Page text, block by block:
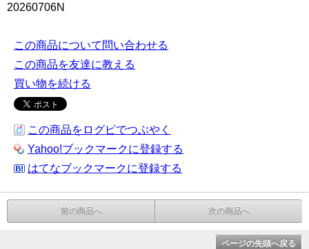
20260706N
この商品について問い合わせる
この商品を友達に教える
買い物を続ける
この商品をログピでつぶやく
Yahoo!ブックマークに登録する
はてなブックマークに登録する
前の商品へ 次の商品へ
ページの先頭へ戻る